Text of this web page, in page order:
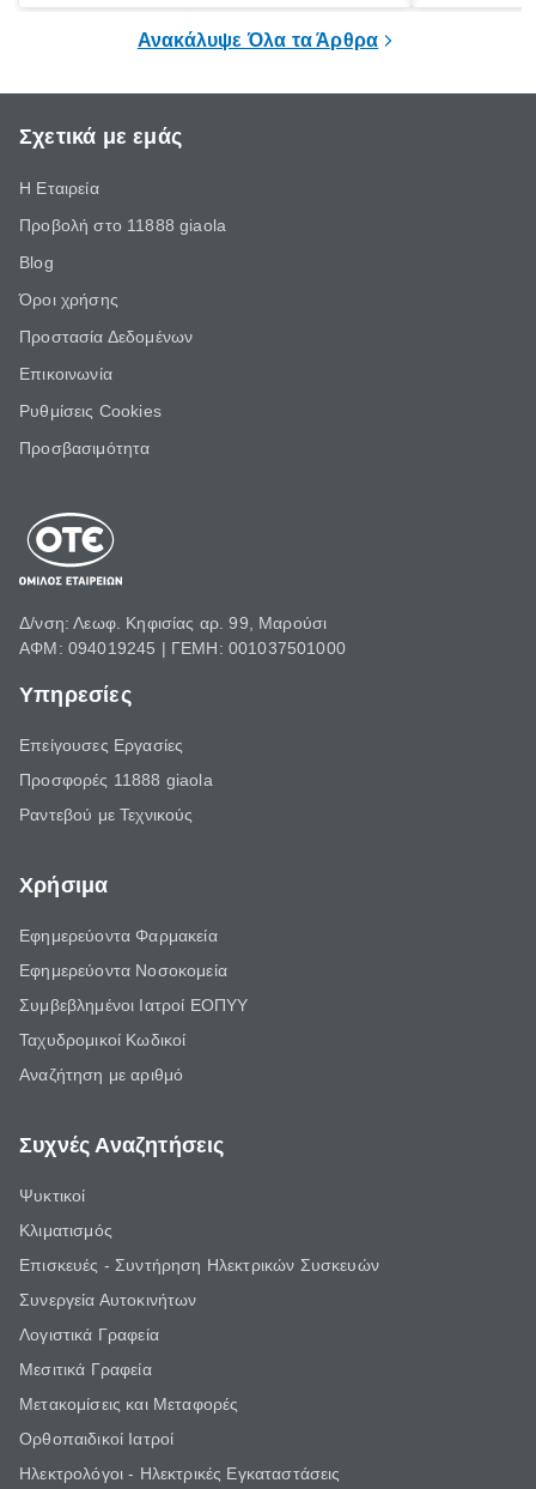
Ανακάλυψε Όλα τα Άρθρα
Σχετικά με εμάς
Η Εταιρεία
Προβολή στο 11888 giaola
Blog
Όροι χρήσης
Προστασία Δεδομένων
Επικοινωνία
Ρυθμίσεις Cookies
Προσβασιμότητα
Δ/νση: Λεωφ. Κηφισίας αρ. 99, Μαρούσι
ΑΦΜ: 094019245 | ΓΕΜΗ: 001037501000
Υπηρεσίες
Επείγουσες Εργασίες
Προσφορές 11888 giaola
Ραντεβού με Τεχνικούς
Χρήσιμα
Εφημερεύοντα Φαρμακεία
Εφημερεύοντα Νοσοκομεία
Συμβεβλημένοι Ιατροί ΕΟΠΥΥ
Ταχυδρομικοί Κωδικοί
Αναζήτηση με αριθμό
Συχνές Αναζητήσεις
Ψυκτικοί
Κλιματισμός
Επισκευές - Συντήρηση Ηλεκτρικών Συσκευών
Συνεργεία Αυτοκινήτων
Λογιστικά Γραφεία
Μεσιτικά Γραφεία
Μετακομίσεις και Μεταφορές
Ορθοπαιδικοί Ιατροί
Ηλεκτρολόγοι - Ηλεκτρικές Εγκαταστάσεις